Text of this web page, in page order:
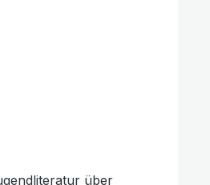
von 5 von 5 Sternen
über